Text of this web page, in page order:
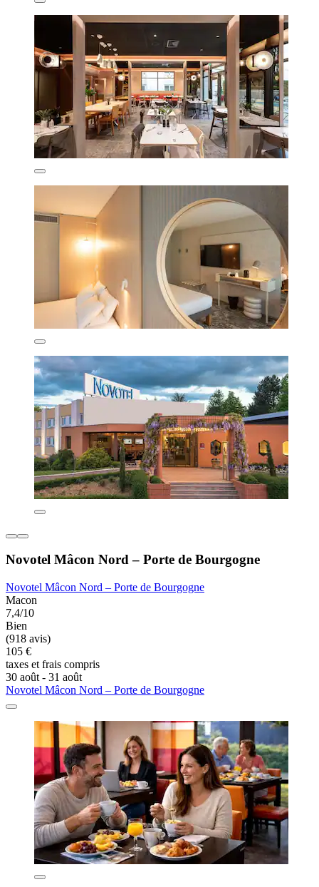
Novotel Mâcon Nord – Porte de Bourgogne
Novotel Mâcon Nord – Porte de Bourgogne
Macon
7,4/10
Bien
(918 avis)
105 €
taxes et frais compris
30 août - 31 août
Novotel Mâcon Nord – Porte de Bourgogne